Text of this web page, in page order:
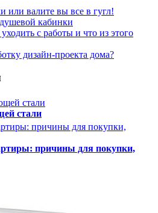
или валите вы все в гугл!
кабинки
с работы и что из этого
дизайн-проекта дома?
стали
причины для покупки,